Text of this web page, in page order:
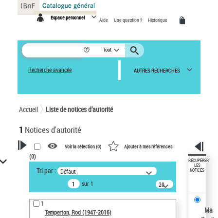
Espace personnel Aide Une question ? Historique
Tout
Recherche avancée AUTRES RECHERCHES
Accueil Liste de notices d’autorité
1 Notices d'autorité
VOTRE RECHERCHE
Recherche avancée dans les
notices d’autorité
Œuvres liées à l'auteur :
Temperton, Rod (1947-2016)
Voir la sélection (0) Ajouter à mes références
(0)
Tri par : Défaut
sur 1
20
résultats/page
1
Temperton, Rod (1947-2016)
RÉCUPÉRER
LES
NOTICES
Ma
Panneau de gestion des cookies